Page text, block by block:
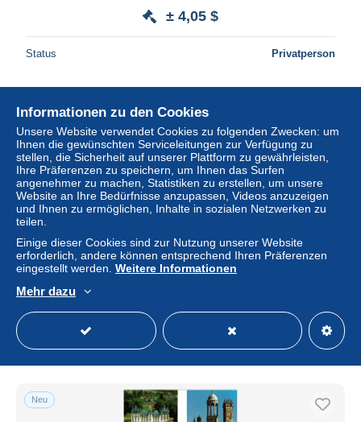
± 4,05 $
Status Privatperson
Neu
Privatperson
Neu
Informationen zu den Cookies
Unsere Website verwendet Cookies zu folgenden Zwecken: um
Ihnen die gewünschten Serviceleitungen zur Verfügung zu
stellen, die Sicherheit auf unserer Plattform zu gewährleisten,
Ihre Präferenzen zu speichern, um Ihnen das Surfen
angenehmer zu machen, Statistiken zu erstellen, um unsere
Website an Ihre Bedürfnisse anzupassen, Videos anzuzeigen
und Ihnen zu ermöglichen, Inhalte in sozialen Netzwerken zu
teilen.
Einige dieser Cookies sind zur Nutzung unserer Website
erforderlich, andere können entsprechend Ihren Präferenzen
eingestellt werden. Weitere Informationen
Mehr dazu